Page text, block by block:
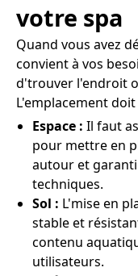
votre spa
Quand vous avez
convient à vos
d'trouver l'endroit
L'emplacement
Espace : Il faut
pour mettre en
autour et
techniques.
Sol : L'mise en
stable et
contenu
utilisateurs.